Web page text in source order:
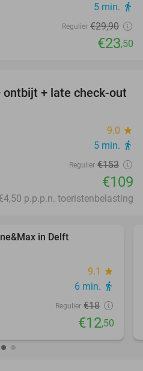
5 min. directions_walk
Regulier €29,90
€23,50
29%
ontbijt + late check-out
9.0 star
5 min. directions_walk
Regulier €153
€109
p.p.p.n. toeristenbelasting
in Delft
9.1 star
6 min. directions_walk
Regulier €18
€12,50